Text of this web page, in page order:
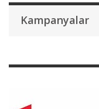
Kampanyalar